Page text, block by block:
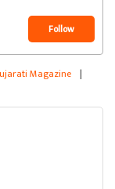
Follow
Magazine |